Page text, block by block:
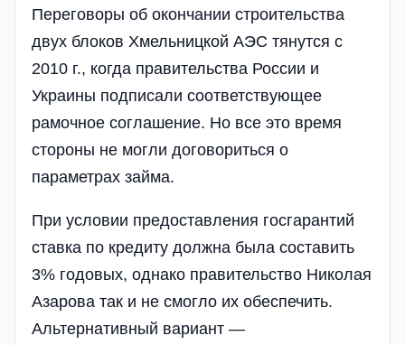
Переговоры об окончании строительства
двух блоков Хмельницкой АЭС тянутся с
2010 г., когда правительства России и
Украины подписали соответствующее
рамочное соглашение. Но все это время
стороны не могли договориться о
параметрах займа.
При условии предоставления госгарантий
ставка по кредиту должна была составить
3% годовых, однако правительство Николая
Азарова так и не смогло их обеспечить.
Альтернативный вариант —